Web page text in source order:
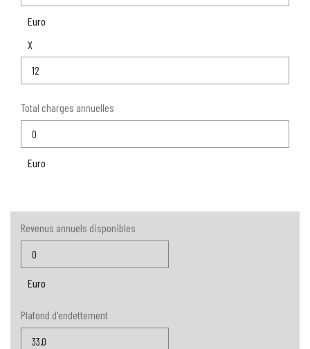
Euro
X
Total charges annuelles
Euro
Revenus annuels disponibles
Euro
Plafond d'endettement